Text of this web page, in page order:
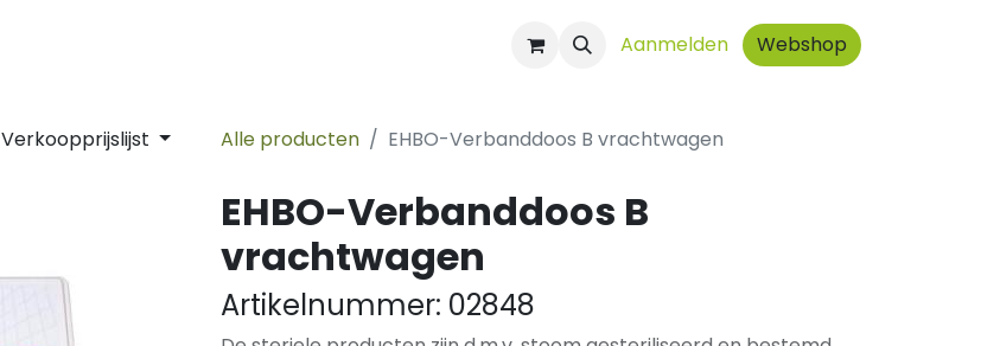
Aanmelden Webshop
Verkoopprijslijst Alle producten EHBO-Verbanddoos B vrachtwagen
EHBO-Verbanddoos B
vrachtwagen
Artikelnummer: 02848